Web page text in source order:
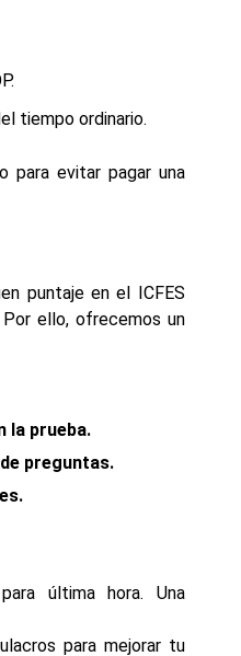
tiempo ordinario.
para evitar pagar una
puntaje en el ICFES
ello, ofrecemos un
la prueba.
preguntas.
última hora. Una
para mejorar tu